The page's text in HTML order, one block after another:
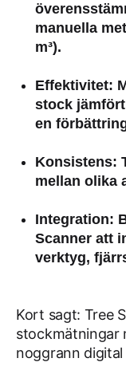
manuella
m³).
Effektivitet:
stock
en
Konsistens:
mellan olika
Integration:
Scanner att
verktyg,
Kort sagt: Tree
stockmätningar
noggrann digital